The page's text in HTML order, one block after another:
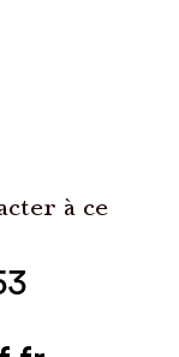
à ce